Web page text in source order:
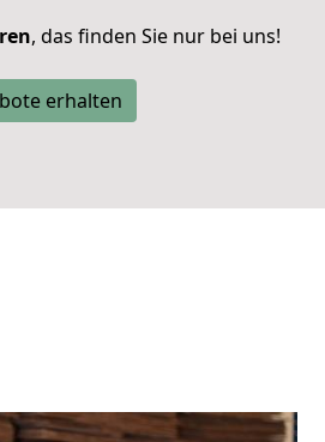
, das finden Sie nur bei uns!
erhalten